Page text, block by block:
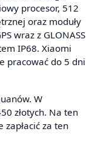
procesor, 512
oraz moduły
wraz z GLONASS
IP68. Xiaomi
pracować do 5 dni
W
złotych. Na ten
za ten